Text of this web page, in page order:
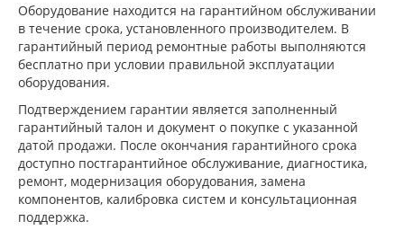
Оборудование находится на гарантийном обслуживании
в течение срока, установленного производителем. В
гарантийный период ремонтные работы выполняются
бесплатно при условии правильной эксплуатации
оборудования.
Подтверждением гарантии является заполненный
гарантийный талон и документ о покупке с указанной
датой продажи. После окончания гарантийного срока
доступно постгарантийное обслуживание, диагностика,
ремонт, модернизация оборудования, замена
компонентов, калибровка систем и консультационная
поддержка.